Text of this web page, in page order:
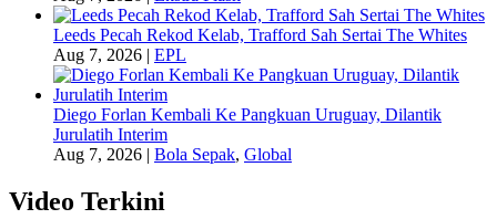
Leeds Pecah Rekod Kelab, Trafford Sah Sertai The Whites
Aug 7, 2026 | EPL
Diego Forlan Kembali Ke Pangkuan Uruguay, Dilantik
Jurulatih Interim
Aug 7, 2026 | Bola Sepak, Global
Video Terkini